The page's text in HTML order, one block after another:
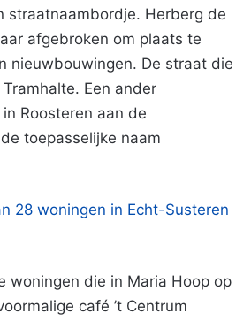
straatnaambordje. Herberg de
afgebroken om plaats te
nieuwbouwingen. De straat die
Een ander
Roosteren aan de
toepasselijke naam
28 woningen in Echt-Susteren
woningen die in Maria Hoop op
café ’t Centrum